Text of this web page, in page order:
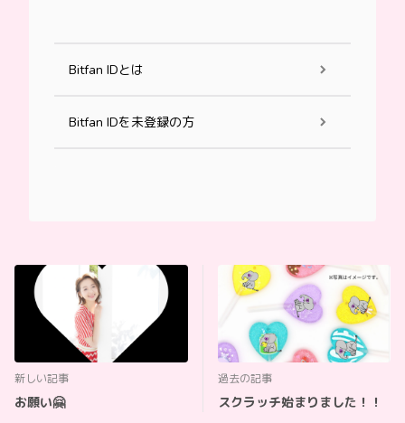
Bitfan IDとは
Bitfan IDを未登録の方
新しい記事
お願い🤗
過去の記事
スクラッチ始まりました！！